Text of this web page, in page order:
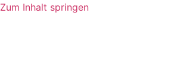
Zum Inhalt springen